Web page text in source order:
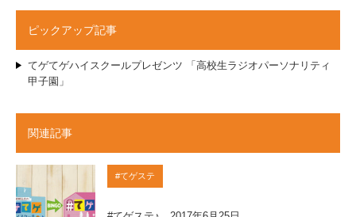
ピックアップ記事
てゲてゲハイスクールプレゼンツ 「高校生ラジオパーソナリティ
甲子園」
関連記事
#てゲステ